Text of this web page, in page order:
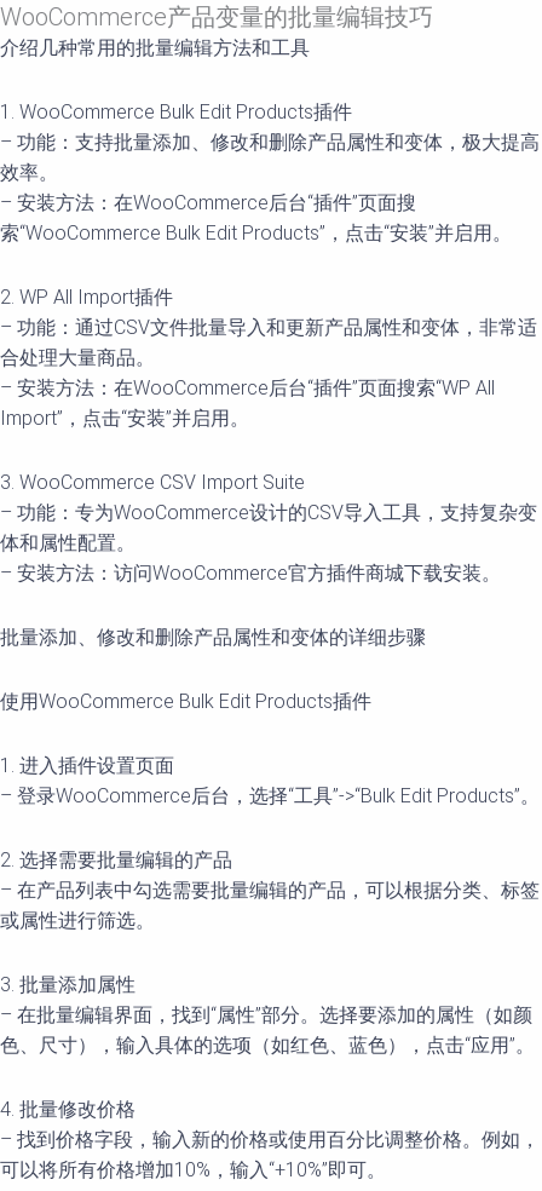
WooCommerce产品变量的批量编辑技巧
介绍几种常用的批量编辑方法和工具
1. WooCommerce Bulk Edit Products插件
– 功能：支持批量添加、修改和删除产品属性和变体，极大提高
效率。
– 安装方法：在WooCommerce后台“插件”页面搜
索“WooCommerce Bulk Edit Products”，点击“安装”并启用。
2. WP All Import插件
– 功能：通过CSV文件批量导入和更新产品属性和变体，非常适
合处理大量商品。
– 安装方法：在WooCommerce后台“插件”页面搜索“WP All
Import”，点击“安装”并启用。
3. WooCommerce CSV Import Suite
– 功能：专为WooCommerce设计的CSV导入工具，支持复杂变
体和属性配置。
– 安装方法：访问WooCommerce官方插件商城下载安装。
批量添加、修改和删除产品属性和变体的详细步骤
使用WooCommerce Bulk Edit Products插件
1. 进入插件设置页面
– 登录WooCommerce后台，选择“工具”->“Bulk Edit Products”。
2. 选择需要批量编辑的产品
– 在产品列表中勾选需要批量编辑的产品，可以根据分类、标签
或属性进行筛选。
3. 批量添加属性
– 在批量编辑界面，找到“属性”部分。选择要添加的属性（如颜
色、尺寸），输入具体的选项（如红色、蓝色），点击“应用”。
4. 批量修改价格
– 找到价格字段，输入新的价格或使用百分比调整价格。例如，
可以将所有价格增加10%，输入“+10%”即可。